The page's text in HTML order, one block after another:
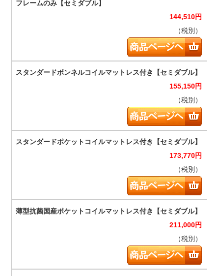
144,510円
（税別）
155,150円
（税別）
173,770円
（税別）
211,000円
（税別）